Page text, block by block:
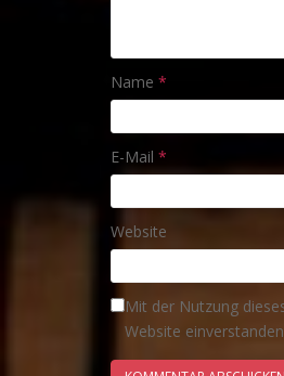
Name *
E-Mail *
Website
Mit der Nutzung
Website